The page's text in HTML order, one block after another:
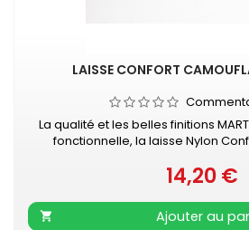
LAISSE CONFORT
La qualité et les belles finitions
fonctionnelle, la laisse Nylon
en nylon, robuste et résistante
pour plus de confort Mousqueton
total baroudeur, retrouvez le
marron...
Prix
14,20 €
 Ajouter au